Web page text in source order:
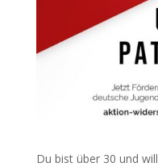
Du bist über 30 und